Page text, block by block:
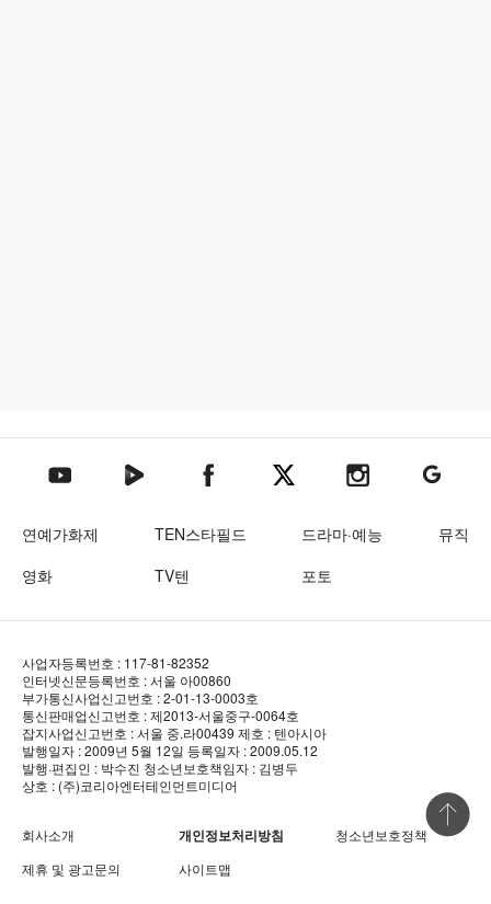
텐아시아 유튜브텐아시아 네이버TV텐아시아 페이스북텐아시아 엑스텐아시아 인스타그램
텐아시아
연예가화제 TEN스타필드 드라마·예능
뮤직
영화
TV텐 포토
사업자등록번호 : 117-81-82352
인터넷신문등록번호 : 서울 아00860
부가통신사업신고번호 : 2-01-13-0003호
통신판매업신고번호 : 제2013-서울중구-0064호
잡지사업신고번호 : 서울 중.라00439 제호 : 텐아시아
발행일자 : 2009년 5월 12일 등록일자 : 2009.05.12
발행·편집인 : 박수진 청소년보호책임자 : 김병두
상호 : (주)코리아엔터테인먼트미디어
회사소개 개인정보처리방침
청소년보호정책
제휴 및 광고문의
사이트맵
상단 바로